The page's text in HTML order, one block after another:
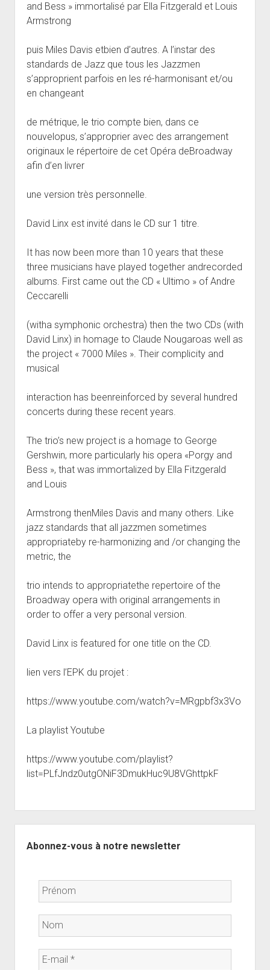
and Bess » immortalisé par Ella Fitzgerald et Louis
Armstrong
puis Miles Davis etbien d’autres. A l’instar des
standards de Jazz que tous les Jazzmen
s’approprient parfois en les ré-harmonisant et/ou
en changeant
de métrique, le trio compte bien, dans ce
nouvelopus, s’approprier avec des arrangement
originaux le répertoire de cet Opéra deBroadway
afin d’en livrer
une version très personnelle.
David Linx est invité dans le CD sur 1 titre.
It has now been more than 10 years that these
three musicians have played together andrecorded
albums. First came out the CD « Ultimo » of Andre
Ceccarelli
(witha symphonic orchestra) then the two CDs (with
David Linx) in homage to Claude Nougaroas well as
the project « 7000 Miles ». Their complicity and
musical
interaction has beenreinforced by several hundred
concerts during these recent years.
The trio’s new project is a homage to George
Gershwin, more particularly his opera «Porgy and
Bess », that was immortalized by Ella Fitzgerald
and Louis
Armstrong thenMiles Davis and many others. Like
jazz standards that all jazzmen sometimes
appropriateby re-harmonizing and /or changing the
metric, the
trio intends to appropriatethe repertoire of the
Broadway opera with original arrangements in
order to offer a very personal version.
David Linx is featured for one title on the CD.
lien vers l’EPK du projet :
https://www.youtube.com/watch?v=MRgpbf3x3Vo
La playlist Youtube
https://www.youtube.com/playlist?
list=PLfJndz0utgONiF3DmukHuc9U8VGhttpkF
Abonnez-vous à notre newsletter